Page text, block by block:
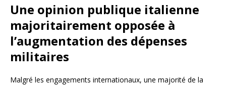
Une opinion publique italienne
majoritairement opposée à
l’augmentation des dépenses
militaires
Malgré les engagements internationaux, une majorité de la